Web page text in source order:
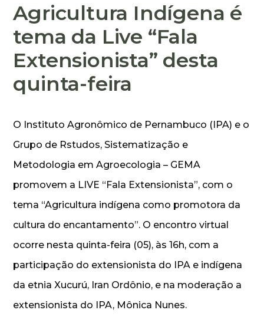
Agricultura Indígena é
tema da Live “Fala
Extensionista” desta
quinta-feira
O Instituto Agronômico de Pernambuco (IPA) e o
Grupo de Rstudos, Sistematização e
Metodologia em Agroecologia – GEMA
promovem a LIVE “Fala Extensionista”, com o
tema “Agricultura indígena como promotora da
cultura do encantamento”. O encontro virtual
ocorre nesta quinta-feira (05), às 16h, com a
participação do extensionista do IPA e indígena
da etnia Xucurú, Iran Ordônio, e na moderação a
extensionista do IPA, Mônica Nunes.